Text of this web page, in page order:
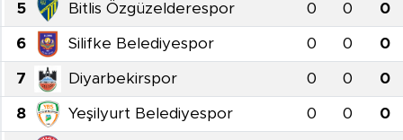
5 Bitlis Özgüzelderespor 0 0 0
6 Silifke Belediyespor 0 0 0
7 Diyarbekirspor 0 0 0
8 Yeşilyurt Belediyespor 0 0 0
Haber Arşivi